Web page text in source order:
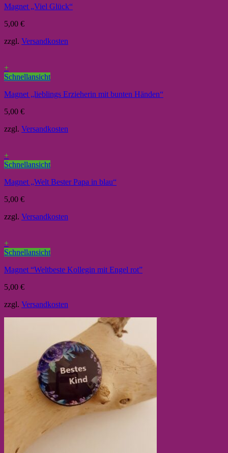
Magnet „Viel Glück“
5,00 €
zzgl. Versandkosten
+
Schnellansicht
Magnet „lieblings Erzieherin mit bunten Händen“
5,00 €
zzgl. Versandkosten
+
Schnellansicht
Magnet „Welt Bester Papa in blau“
5,00 €
zzgl. Versandkosten
+
Schnellansicht
Magnet “Weltbeste Kollegin mit Engel rot”
5,00 €
zzgl. Versandkosten